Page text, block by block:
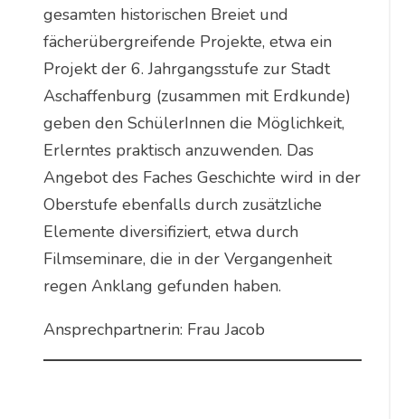
gesamten historischen Breiet und
fächerübergreifende Projekte, etwa ein
Projekt der 6. Jahrgangsstufe zur Stadt
Aschaffenburg (zusammen mit Erdkunde)
geben den SchülerInnen die Möglichkeit,
Erlerntes praktisch anzuwenden. Das
Angebot des Faches Geschichte wird in der
Oberstufe ebenfalls durch zusätzliche
Elemente diversifiziert, etwa durch
Filmseminare, die in der Vergangenheit
regen Anklang gefunden haben.
Ansprechpartnerin: Frau Jacob